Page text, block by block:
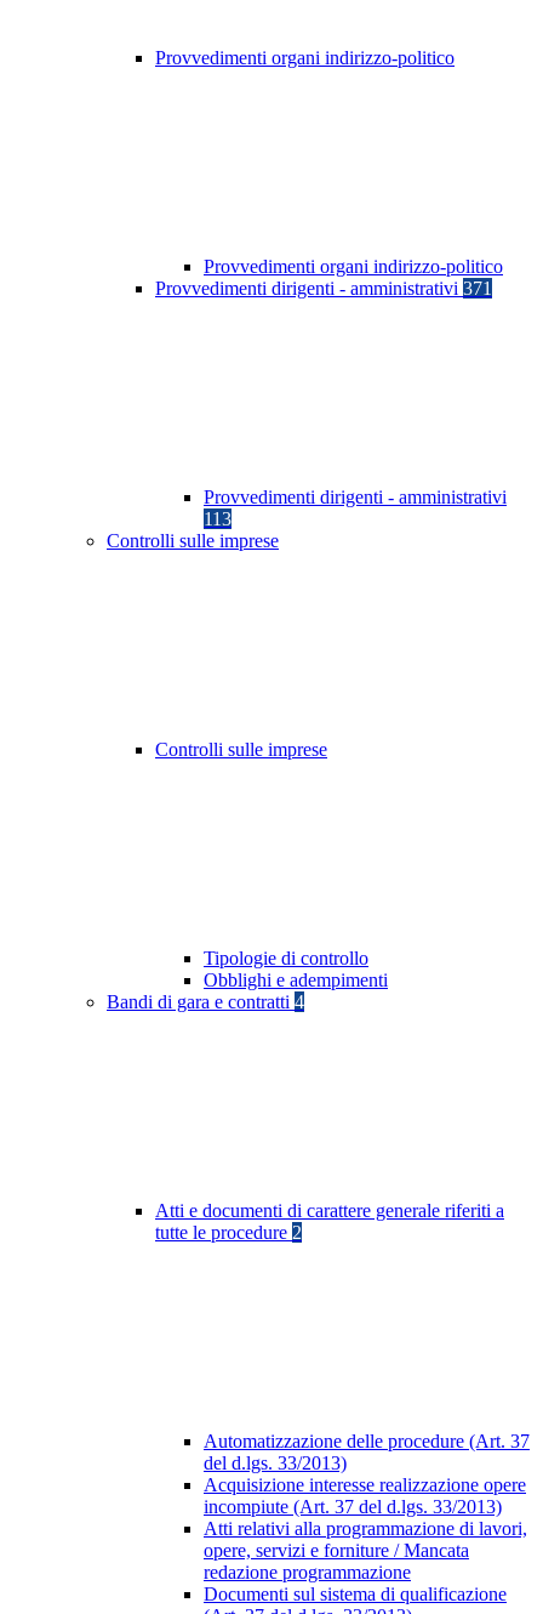
Provvedimenti organi indirizzo-politico
Provvedimenti organi indirizzo-politico
Provvedimenti dirigenti - amministrativi 371
Provvedimenti dirigenti - amministrativi
113
Controlli sulle imprese
Controlli sulle imprese
Tipologie di controllo
Obblighi e adempimenti
Bandi di gara e contratti 4
Atti e documenti di carattere generale riferiti a
tutte le procedure 2
Automatizzazione delle procedure (Art. 37
del d.lgs. 33/2013)
Acquisizione interesse realizzazione opere
incompiute (Art. 37 del d.lgs. 33/2013)
Atti relativi alla programmazione di lavori,
opere, servizi e forniture / Mancata
redazione programmazione
Documenti sul sistema di qualificazione